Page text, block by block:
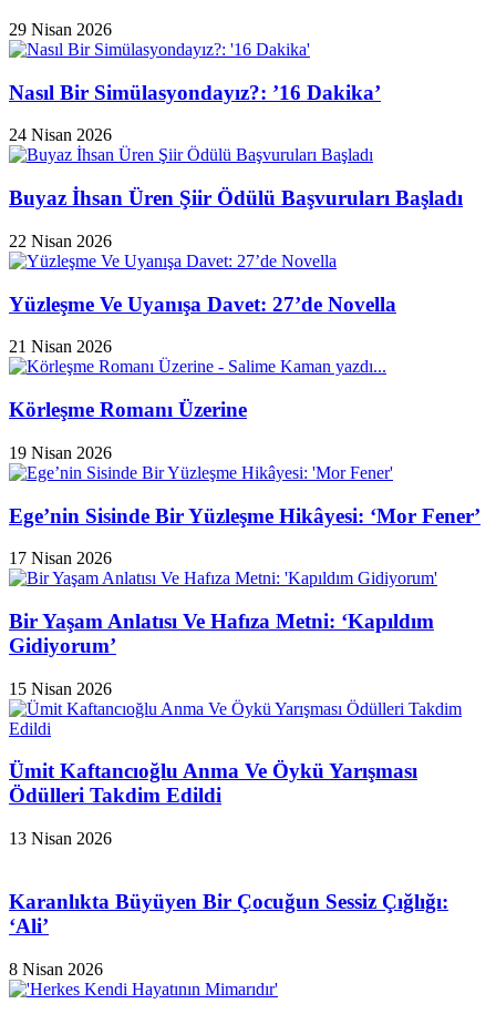
29 Nisan 2026
Nasıl Bir Simülasyondayız?: ’16 Dakika’
24 Nisan 2026
Buyaz İhsan Üren Şiir Ödülü Başvuruları Başladı
22 Nisan 2026
Yüzleşme Ve Uyanışa Davet: 27’de Novella
21 Nisan 2026
Körleşme Romanı Üzerine
19 Nisan 2026
Ege’nin Sisinde Bir Yüzleşme Hikâyesi: ‘Mor Fener’
17 Nisan 2026
Bir Yaşam Anlatısı Ve Hafıza Metni: ‘Kapıldım
Gidiyorum’
15 Nisan 2026
Ümit Kaftancıoğlu Anma Ve Öykü Yarışması
Ödülleri Takdim Edildi
13 Nisan 2026
Karanlıkta Büyüyen Bir Çocuğun Sessiz Çığlığı:
‘Ali’
8 Nisan 2026